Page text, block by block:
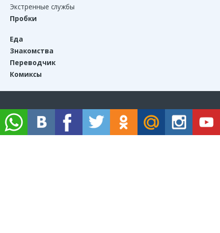
Экстренные службы
Пробки
Еда
Знакомства
Переводчик
Комиксы